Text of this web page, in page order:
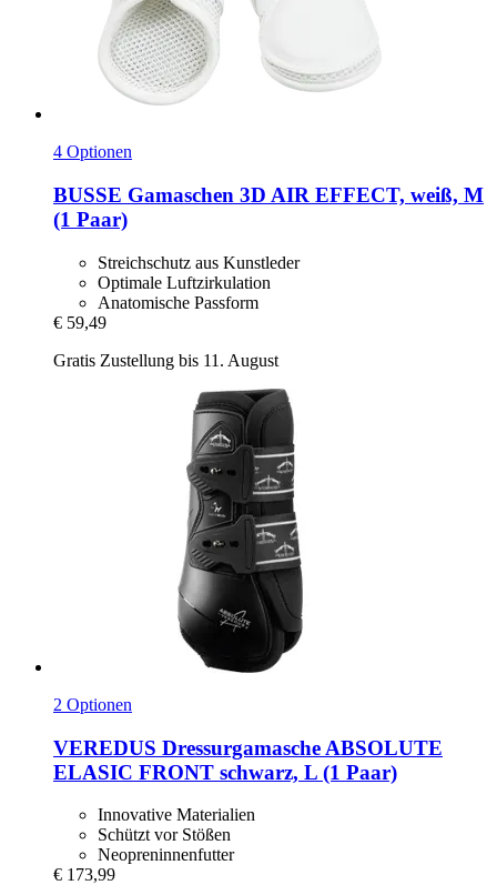
4 Optionen
BUSSE Gamaschen 3D AIR EFFECT, weiß, M
(1 Paar)
Streichschutz aus Kunstleder
Optimale Luftzirkulation
Anatomische Passform
€ 59,49
Gratis Zustellung bis 11. August
2 Optionen
VEREDUS Dressurgamasche ABSOLUTE
ELASIC FRONT schwarz, L (1 Paar)
Innovative Materialien
Schützt vor Stößen
Neopreninnenfutter
€ 173,99